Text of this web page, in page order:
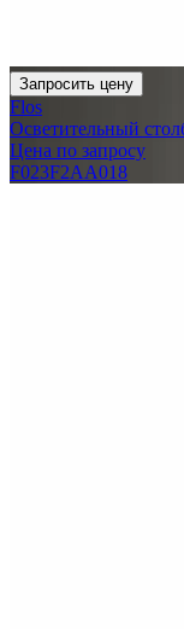
Запросить цену
Flos
Осветительный
Цена по запросу
F023F2AA018